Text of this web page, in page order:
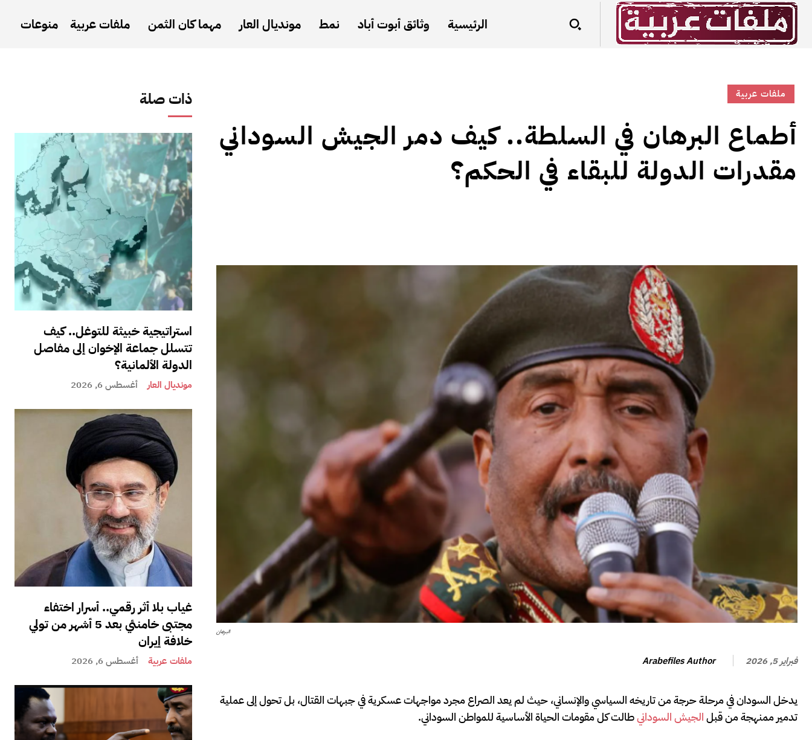
الرئيسية وثائق أبوت أباد نمط مونديال العار مهما كان الثمن ملفات عربية منوعات
ذات صلة
استراتيجية خبيثة للتوغل.. كيف
تتسلل جماعة الإخوان إلى مفاصل
الدولة الألمانية؟
مونديال العار أغسطس 6, 2026
غياب بلا أثر رقمي.. أسرار اختفاء
مجتبى خامنئي بعد 5 أشهر من تولي
خلافة إيران
ملفات عربية أغسطس 6, 2026
ملفات عربية
أطماع البرهان في السلطة.. كيف دمر الجيش السوداني
مقدرات الدولة للبقاء في الحكم؟
البرهان
فبراير 5, 2026 Arabefiles Author
يدخل السودان في مرحلة حرجة من تاريخه السياسي والإنساني، حيث لم يعد الصراع مجرد مواجهات عسكرية في جبهات القتال، بل تحول إلى عملية
تدمير ممنهجة من قبلالجيش السودانيطالت كل مقومات الحياة الأساسية للمواطن السوداني.